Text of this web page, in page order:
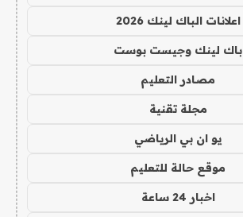
اعلانات الباك لينك 2026
باك لينك وجيست بوست
مصادر التعليم
مجلة تقنية
يو ان بي الرياضي
موقع حالة للتعليم
اخبار 24 ساعة